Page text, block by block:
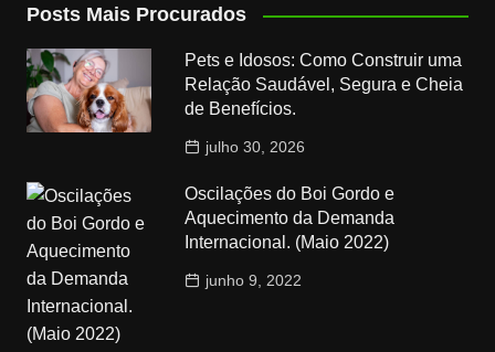
Posts Mais Procurados
Pets e Idosos: Como Construir uma
Relação Saudável, Segura e Cheia
de Benefícios.
julho 30, 2026
Oscilações do Boi Gordo e
Aquecimento da Demanda
Internacional. (Maio 2022)
junho 9, 2022